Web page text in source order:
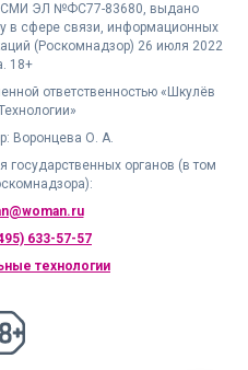
СМИ ЭЛ №ФС77-83680, выдано
в сфере связи, информационных
(Роскомнадзор) 26 июля 2022
18+
ответственностью «Шкулёв
Воронцева О. А.
органов (в том
633-57-57
технологии